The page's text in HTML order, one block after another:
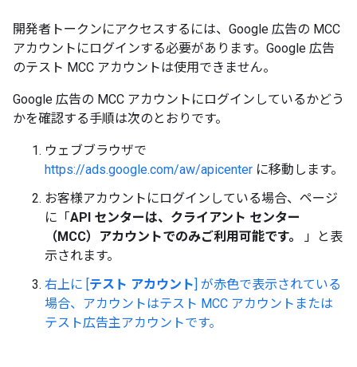
開発者トークンにアクセスするには、Google 広告の MCC
アカウントにログインする必要があります。Google 広告
のテスト MCC アカウントは使用できません。
Google 広告の MCC アカウントにログインしているかどう
かを確認する手順は次のとおりです。
ウェブブラウザで
https://ads.google.com/aw/apicenter に移動します。
お客様アカウントにログインしている場合、ページ
に「API センターは、クライアント センター
（MCC）アカウントでのみご利用可能です。
」と表
示されます。
右上に [テスト アカウント] が赤色で表示されている
場合、アカウントはテスト MCC アカウントまたは
テスト広告主アカウントです。